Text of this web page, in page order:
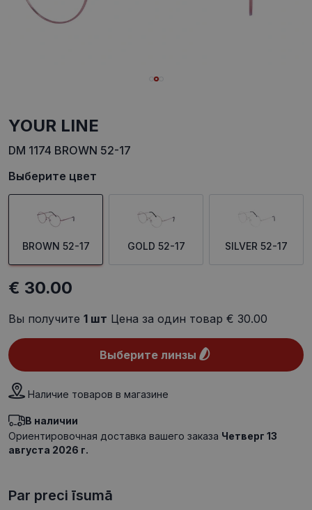
YOUR LINE
DM 1174 BROWN 52-17
Выберите цвет
BROWN 52-17 GOLD 52-17 SILVER 52-17
€ 30.00
Вы получите 1 шт Цена за один товар € 30.00
Выберите линзы
Наличие товаров в магазине
В наличии
Ориентировочная доставка вашего заказа Четверг 13
августа 2026 г.
Par preci īsumā